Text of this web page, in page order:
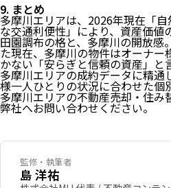
9. まとめ
多摩川エリアは、2026年現在「
な交通利便性」により、資産価値
田園調布の格と、多摩川の開放感
た現在、多摩川の物件はオーナー
かない「安らぎと信頼の資産」と
多摩川エリアの成約データに精通
様一人ひとりの状況に合わせた個
多摩川エリアの不動産売却・住み
弊社へお問い合わせください。
監修・執筆者
島 洋祐